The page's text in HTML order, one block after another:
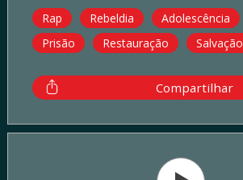
Rap
Rebeldia Adolescência
Prisão
Restauração Salvação
Compartilhar